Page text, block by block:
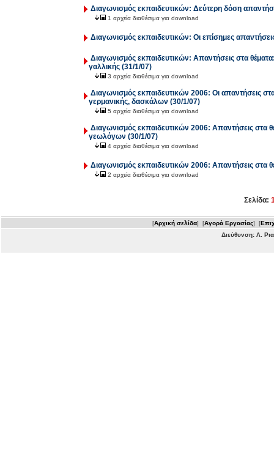
Διαγωνισμός εκπαιδευτικών: Δεύτερη δόση
1 αρχεία διαθέσιμα για download
Διαγωνισμός εκπαιδευτικών: Οι επίσημες
Διαγωνισμός εκπαιδευτικών: Απαντήσεις στα
γαλλικής (31/1/07)
3 αρχεία διαθέσιμα για download
Διαγωνισμός εκπαιδευτικών 2006: Οι απαντήσεις
γερμανικής, δασκάλων (30/1/07)
5 αρχεία διαθέσιμα για download
Διαγωνισμός εκπαιδευτικών 2006: Απαντήσεις στα
γεωλόγων (30/1/07)
4 αρχεία διαθέσιμα για download
Διαγωνισμός εκπαιδευτικών 2006: Απαντήσεις στα
2 αρχεία διαθέσιμα για download
Σελίδα:
[Αρχική σελίδα] [Αγορά Εργασίας] [
Διεύθυνση: Λ.